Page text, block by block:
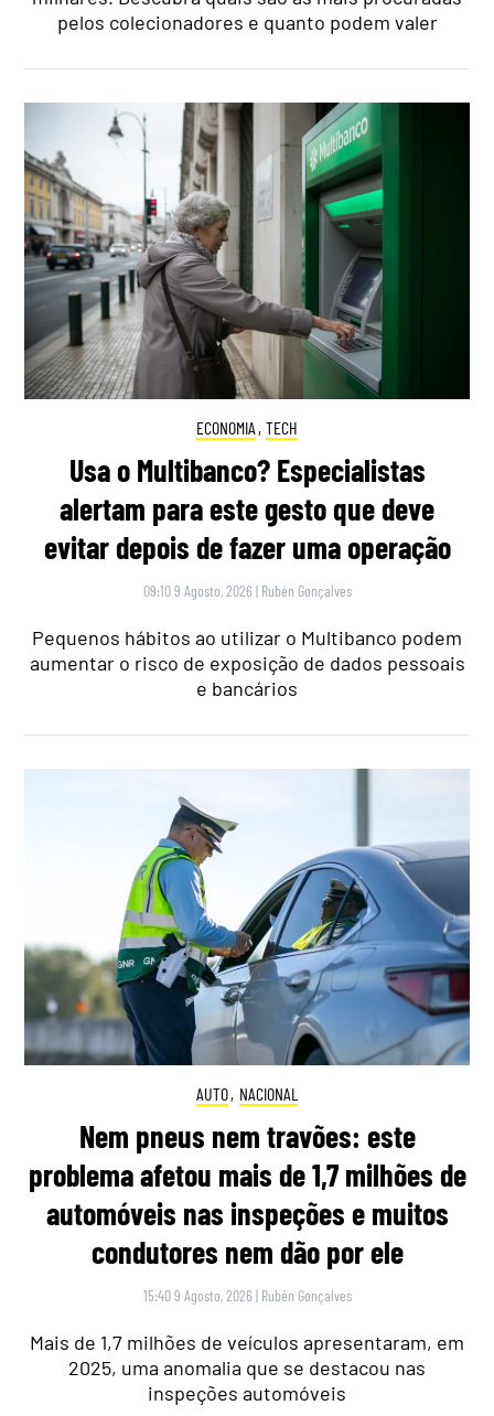
pelos colecionadores e quanto podem valer
ECONOMIA , TECH
Usa o Multibanco? Especialistas
alertam para este gesto que deve
evitar depois de fazer uma operação
09:10 9 Agosto, 2026 | Rubén Gonçalves
Pequenos hábitos ao utilizar o Multibanco podem
aumentar o risco de exposição de dados pessoais
e bancários
AUTO, NACIONAL
Nem pneus nem travões: este
problema afetou mais de 1,7 milhões de
automóveis nas inspeções e muitos
condutores nem dão por ele
15:40 9 Agosto, 2026 | Rubén Gonçalves
Mais de 1,7 milhões de veículos apresentaram, em
2025, uma anomalia que se destacou nas
inspeções automóveis